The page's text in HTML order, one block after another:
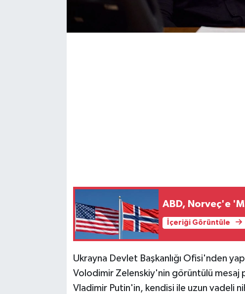
ABD, Norveç'e
İçeriği Görüntüle
Ukrayna Devlet Başkanlığı Ofisi'nden
Volodimir Zelenskiy'nin görüntülü mesaj
Vladimir Putin'in, kendisi ile uzun vadeli
Sokak Hayvanlarını Sahiplendirme
Sonsöz Özel